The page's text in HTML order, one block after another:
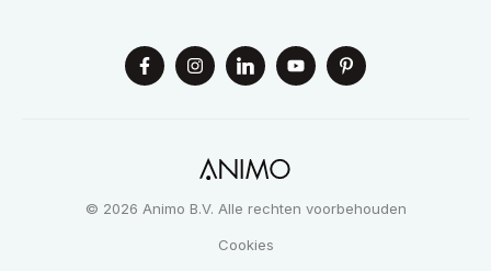
© 2026 Animo B.V. Alle rechten voorbehouden
Cookies